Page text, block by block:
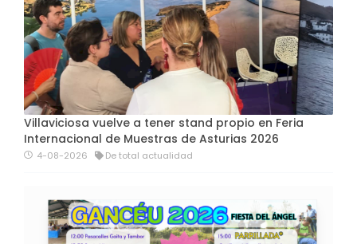
Villaviciosa vuelve a tener stand propio en Feria
Internacional de Muestras de Asturias 2026
4-08-2026 De total actualidad